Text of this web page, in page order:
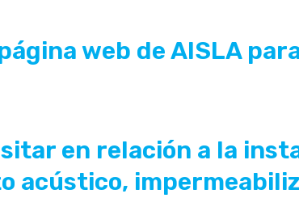
web de AISLA
en relación a la
acústico,